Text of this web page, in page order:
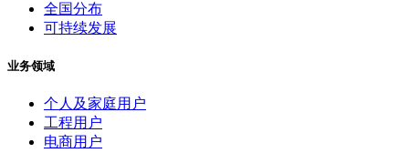
全国分布
可持续发展
业务领域
个人及家庭用户
工程用户
电商用户